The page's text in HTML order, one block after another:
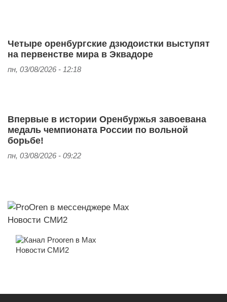
Четыре оренбургские дзюдоистки выступят
на первенстве мира в Эквадоре
пн, 03/08/2026 - 12:18
Впервые в истории Оренбуржья завоевана
медаль чемпионата России по вольной
борьбе!
пн, 03/08/2026 - 09:22
Новости СМИ2
Новости СМИ2